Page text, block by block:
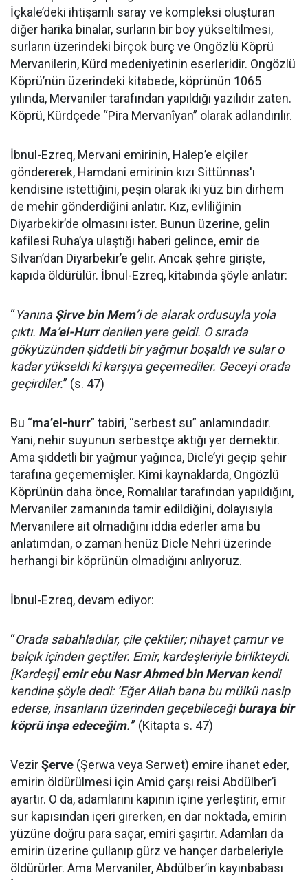
İçkale’deki ihtişamlı saray ve kompleksi oluşturan
diğer harika binalar, surların bir boy yükseltilmesi,
surların üzerindeki birçok burç ve Ongözlü Köprü
Mervanilerin, Kürd medeniyetinin eserleridir. Ongözlü
Köprü’nün üzerindeki kitabede, köprünün 1065
yılında, Mervaniler tarafından yapıldığı yazılıdır zaten.
Köprü, Kürdçede “Pira Mervanîyan” olarak adlandırılır.
İbnul-Ezreq, Mervani emirinin, Halep’e elçiler
göndererek, Hamdani emirinin kızı Sittünnas'ı
kendisine istettiğini, peşin olarak iki yüz bin dirhem
de mehir gönderdiğini anlatır. Kız, evliliğinin
Diyarbekir’de olmasını ister. Bunun üzerine, gelin
kafilesi Ruha’ya ulaştığı haberi gelince, emir de
Silvan’dan Diyarbekir’e gelir. Ancak şehre girişte,
kapıda öldürülür. İbnul-Ezreq, kitabında şöyle anlatır:
“YanınaŞirve bin Mem’i de alarak ordusuyla yola
çıktı. Ma’el-Hurrdenilen yere geldi. O sırada
gökyüzünden şiddetli bir yağmur boşaldı ve sular o
kadar yükseldi ki karşıya geçemediler. Geceyi orada
geçirdiler.” (s. 47)
Bu “ma’el-hurr” tabiri, “serbest su” anlamındadır.
Yani, nehir suyunun serbestçe aktığı yer demektir.
Ama şiddetli bir yağmur yağınca, Dicle’yi geçip şehir
tarafına geçememişler. Kimi kaynaklarda, Ongözlü
Köprünün daha önce, Romalılar tarafından yapıldığını,
Mervaniler zamanında tamir edildiğini, dolayısıyla
Mervanilere ait olmadığını iddia ederler ama bu
anlatımdan, o zaman henüz Dicle Nehri üzerinde
herhangi bir köprünün olmadığını anlıyoruz.
İbnul-Ezreq, devam ediyor:
“Orada sabahladılar, çile çektiler; nihayet çamur ve
balçık içinden geçtiler. Emir, kardeşleriyle birlikteydi.
[Kardeşi]emir ebu Nasr Ahmed bin Mervankendi
kendine şöyle dedi: ‘Eğer Allah bana bu mülkü nasip
ederse, insanların üzerinden geçebileceğiburaya bir
köprü inşa edeceğim.'” (Kitapta s. 47)
VezirŞerve (Şerwa veya Serwet) emire ihanet eder,
emirin öldürülmesi için Amid çarşı reisi Abdülber’i
ayartır. O da, adamlarını kapının içine yerleştirir, emir
sur kapısından içeri girerken, en dar noktada, emirin
yüzüne doğru para saçar, emiri şaşırtır. Adamları da
emirin üzerine çullanıp gürz ve hançer darbeleriyle
öldürürler. Ama Mervaniler, Abdülber’in kayınbabası